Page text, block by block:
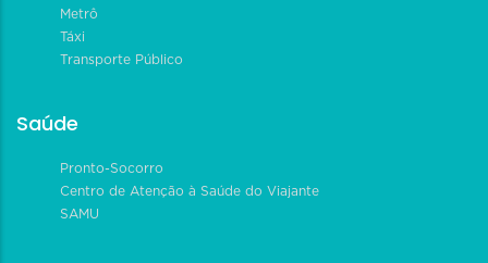
Metrô
Táxi
Transporte Público
Saúde
Pronto-Socorro
Centro de Atenção à Saúde do Viajante
SAMU